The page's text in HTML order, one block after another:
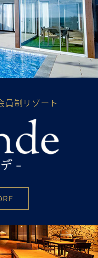
員制リゾート